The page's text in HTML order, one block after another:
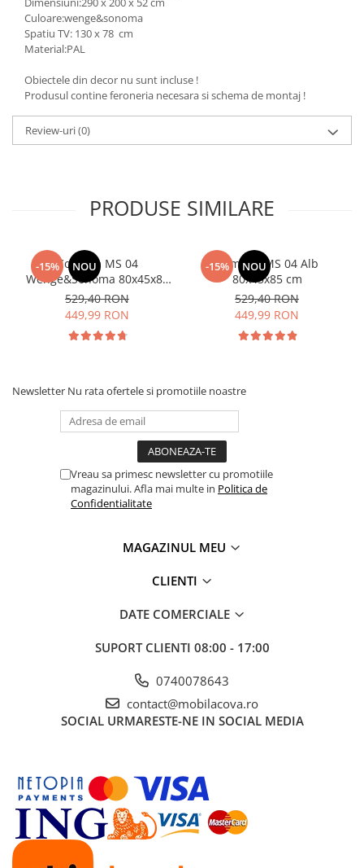
Culoare:wenge&sonoma
Spatiu TV: 130 x 78 cm
Material:PAL
Obiectele din decor nu sunt incluse !
Produsul contine feroneria necesara si schema de montaj !
Review-uri(0)
PRODUSE SIMILARE
-15% NOU
Comoda MS 04
Wenge&Sonoma 80x45x85
cm
529,40 RON
449,99 RON
-15% NOU
Comoda MS 04 Alb
80x45x85 cm
529,40 RON
449,99 RON
Newsletter Nu rata ofertele si promotiile noastre
Vreau sa primesc newsletter cu promotiile
magazinului. Afla mai multe in Politica de
Confidentialitate
MAGAZINUL MEU
CLIENTI
DATE COMERCIALE
SUPORT CLIENTI 08:00 - 17:00
0740078643
contact@mobilacova.ro
SOCIAL URMARESTE-NE IN SOCIAL MEDIA